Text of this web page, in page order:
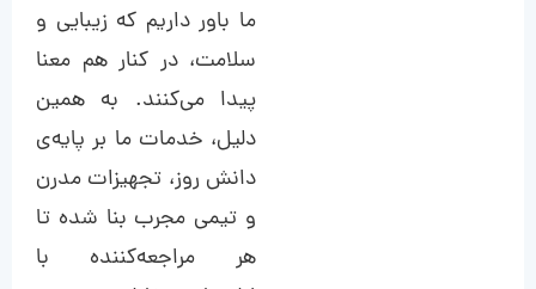
ما باور داریم که زیبایی و
سلامت، در کنار هم معنا
پیدا می‌کنند. به همین
دلیل، خدمات ما بر پایه‌ی
دانش روز، تجهیزات مدرن
و تیمی مجرب بنا شده تا
هر مراجعه‌کننده با